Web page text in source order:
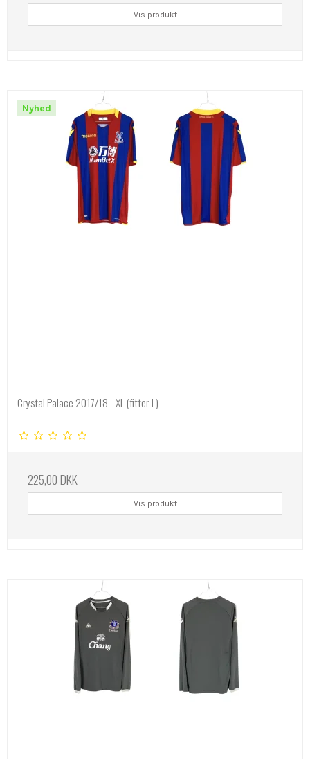
Vis produkt
Nyhed
Crystal Palace 2017/18 - XL (fitter L)
225,00 DKK
Vis produkt